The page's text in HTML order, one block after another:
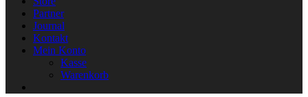
Partner
Journal
Kontakt
Mein Konto
Kasse
Warenkorb